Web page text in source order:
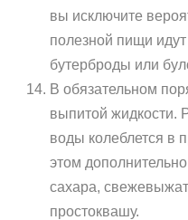
вы исключите
полезной пищи
бутерброды или
В обязательном
выпитой жидкости.
воды колеблется в
этом
сахара,
простоквашу.